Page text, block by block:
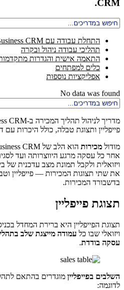
CRM.
התחלת עבודה עם MyBusiness CRM
תהליכי עבודה ניהול ובקרה
התאמה אישית והגדרות
כלים למפתחים
אפליקציות נוספות
No data was found
פייפליין ותצוגת טבלה, כולל היכרות
מודול מכירות
אחר כל עסקה מרגע היווצרותה ועד
ויזואלית ולקבל תמונת מצב עדכנית של
את שתי תצוגות המכירות — פייפליין
בדשבורד המכירות.
תצוגת פייפליין
תצוגת הפייפליין היא ברירת המחדל
ויזואלי שבו כל עמודה מייצגת שלב
עסקה בודדת.
השלבים בפייפליין מוגדרים בהתאם
לדוגמה: